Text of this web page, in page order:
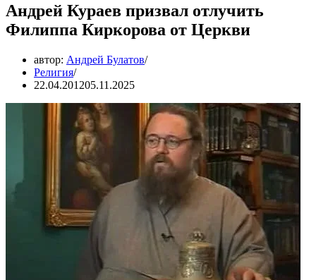
Андрей Кураев призвал отлучить
Филиппа Киркорова от Церкви
автор: Андрей Булатов
Религия
22.04.201205.11.2025